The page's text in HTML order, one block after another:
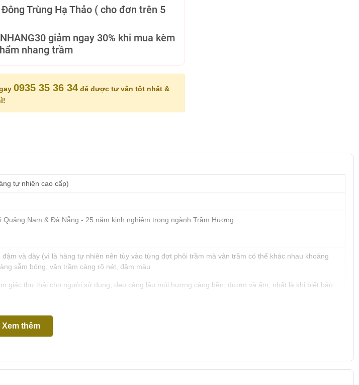
Trùng Hạ Thảo ( cho đơn trên 5
giảm ngay 30% khi mua kèm
nhang trầm
0935 35 36 34 để được tư vấn tốt nhất &
tự nhiên cao cấp)
Nam & Đà Nẵng - 25 năm kinh nghiệm trong ngành Trầm Hương
và dày (vì là hàng tự nhiên nên tùy vào từng đợt phôi trầm mà vân trầm có thể khác nhau khoảng
sẫm bóng, vân trầm càng rõ nét, đậm màu
giác thư thái cho người sử dụng, đeo càng lâu mùi hương càng bền, đượm và ấm, nhất là khi biết bảo
Xem thêm